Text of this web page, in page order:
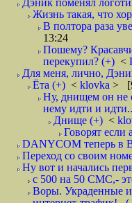
Дэник поменял
Жизнь такая, что
В полтора раза
13:24
Пошему?
перекупил? (+) <
Для меня, лично,
Ёта (+) < klovka >
Ну, днищем он не
нему идти и
Днище (+) <
Говорят если
DANYCOM теперь в
Переход со своим
Ну вот и начались
с 500 на 50 СМС,-
Воры. Украденные